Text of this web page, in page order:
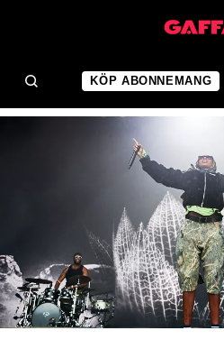
KÖP ABONNEMANG
Bitterheten